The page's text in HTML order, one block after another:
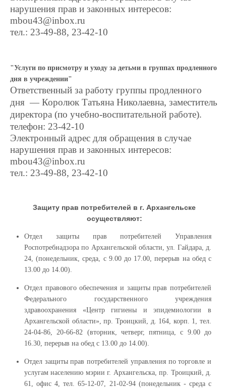
нарушения прав и законных интересов:
mbou43@inbox.ru
тел.: 23-49-88, 23-42-10
"Услуги по присмотру и уходу за детьми в группах продленного
дня в учреждении"
Ответственный за работу группы продленного
дня — Королюк Татьяна Николаевна, заместитель
директора (по учебно-воспитательной работе).
телефон: 23-42-10
Электронный адрес для обращения в случае
нарушения прав и законных интересов:
mbou43@inbox.ru
тел.: 23-49-88, 23-42-10
Защиту прав потребителей в г. Архангельске
осуществляют:
Отдел защиты прав потребителей Управления
Роспотребнадзора по Архангельской области, ул. Гайдара, д.
24, (понедельник, среда, с 9.00 до 17.00, перерыв на обед с
13.00 до 14.00).
Отдел правового обеспечения и защиты прав потребителей
Федерального государственного учреждения
здравоохранения «Центр гигиены и эпидемиологии в
Архангельской области», пр. Троицкий, д. 164, корп. 1, тел.
24-04-86, 20-66-82 (вторник, четверг, пятница, с 9.00 до
16.30, перерыв на обед с 13.00 до 14.00).
Отдел защиты прав потребителей управления по торговле и
услугам населению мэрии г. Архангельска, пр. Троицкий, д.
61, офис 4, тел. 65-12-07, 21-02-94 (понедельник - среда с